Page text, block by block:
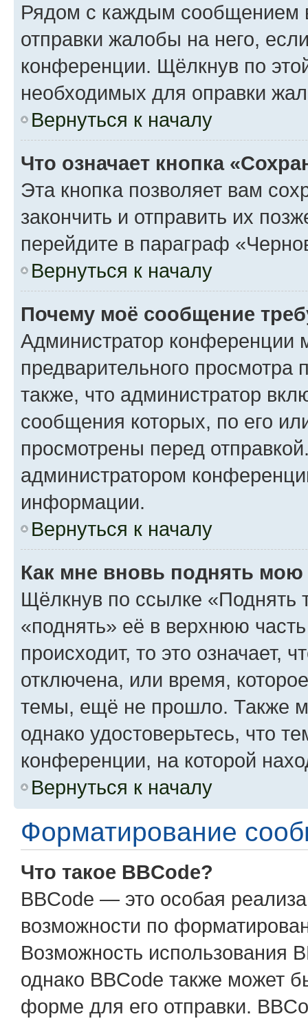
Рядом с каждым сообщением
отправки жалобы на него,
конференции. Щёлкнув по
необходимых для оправки
Вернуться к началу
Что означает кнопка
Эта кнопка позволяет вам
закончить и отправить их
перейдите в параграф
Вернуться к началу
Почему моё сообщение
Администратор конференции
предварительного
также, что администратор
сообщения которых, по его
просмотрены перед
администратором
информации.
Вернуться к началу
Как мне вновь поднять мою
Щёлкнув по ссылке «Поднять
«поднять» её в верхнюю
происходит, то это означает,
отключена, или время,
темы, ещё не прошло. Также
однако удостоверьтесь, что
конференции, на которой
Вернуться к началу
Форматирование
Что такое BBCode?
BBCode — это особая
возможности по
Возможность использования
однако BBCode также может
форме для его отправки.